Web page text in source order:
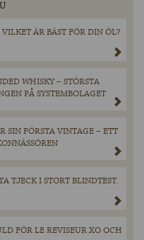
ÄR BÄST FÖR DIN ÖL?
WHISKY – STÖRSTA
PÅ SYSTEMBOLAGET
SIN FÖRSTA VINTAGE – ETT
TJECK I STORT BLINDTEST.
FÖR LE REVISEUR XO OCH